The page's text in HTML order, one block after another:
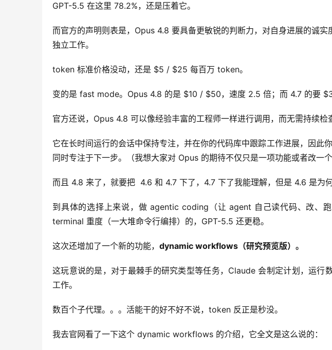
GPT-5.5 在这里 78.2%，还是压着它。
而官方的声明则表是，Opus 4.8 要具备更敏锐的判断力，对自身进展的诚
独立工作。
token 标准价格没动，还是 $5 / $25 每百万 token。
变的是 fast mode。Opus 4.8 的是 $10 / $50，速度 2.5 倍；而 4.7 的要
官方还说，Opus 4.8 可以像经验丰富的工程师一样进行调用，而无需持续检
它在长时间运行的会话中保持专注，并在你的代码库中跟踪工作进展，因此
同时专注于下一步。（我想大家对 Opus 的期待不仅只是一项功能或者改一个
而且 4.8 来了，就要把  4.6 和 4.7 下了，4.7 下了我能理解，但是 4.6 是为何
到具体的选择上来说，做 agentic coding（让 agent 自己读代码、改、
terminal 重度（一大堆命令行编排）的，GPT-5.5 还更稳。
这次还增加了一个新的功能， dynamic workflows（研究预览版）。
这玩意说的是，对于最棘手的研究类型等任务，Claude 会制定计划，运行
工作。
数百个子代理。。。活能干的好不好不说，token 反正是秒没。
我去官网看了一下这个 dynamic workflows 的介绍，它全文是这么说的：